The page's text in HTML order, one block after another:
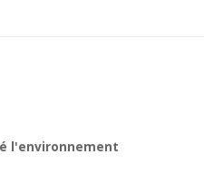
l'environnement